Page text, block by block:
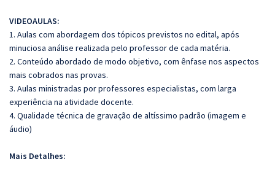
VIDEOAULAS:
1. Aulas com abordagem dos tópicos previstos no edital, após
minuciosa análise realizada pelo professor de cada matéria.
2. Conteúdo abordado de modo objetivo, com ênfase nos aspectos
mais cobrados nas provas.
3. Aulas ministradas por professores especialistas, com larga
experiência na atividade docente.
4. Qualidade técnica de gravação de altíssimo padrão (imagem e
áudio)
Mais Detalhes: